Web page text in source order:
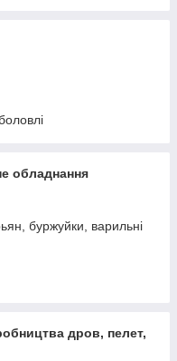
обладнання
буржуйки, варильні
дров, пелет,